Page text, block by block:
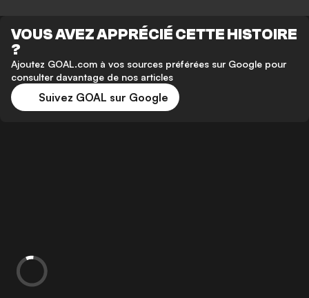
VOUS AVEZ APPRÉCIÉ CETTE HISTOIRE
?
Ajoutez GOAL.com à vos sources préférées sur Google pour
consulter davantage de nos articles
Suivez GOAL sur Google